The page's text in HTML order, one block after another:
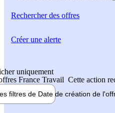
Rechercherdes offres
uniquement
France Travail Cette action
filtres de Date de création de
Créer une alerte